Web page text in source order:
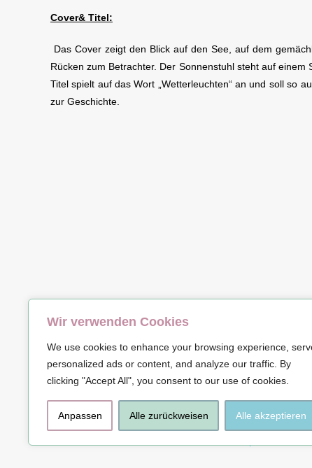
Wir verwenden Cookies
We use cookies to enhance your browsing experience,
personalized ads or content, and analyze our traffic. By
clicking "Accept All", you consent to our use of cookies.
Anpassen Alle zurückweisen Alle akzeptieren
Cover& Titel:
Das Cover zeigt den Blick auf den See, auf dem
Rücken zum Betrachter. Der Sonnenstuhl steht auf
Titel spielt auf das Wort „Wetterleuchten“ an und soll so
zur Geschichte.
©